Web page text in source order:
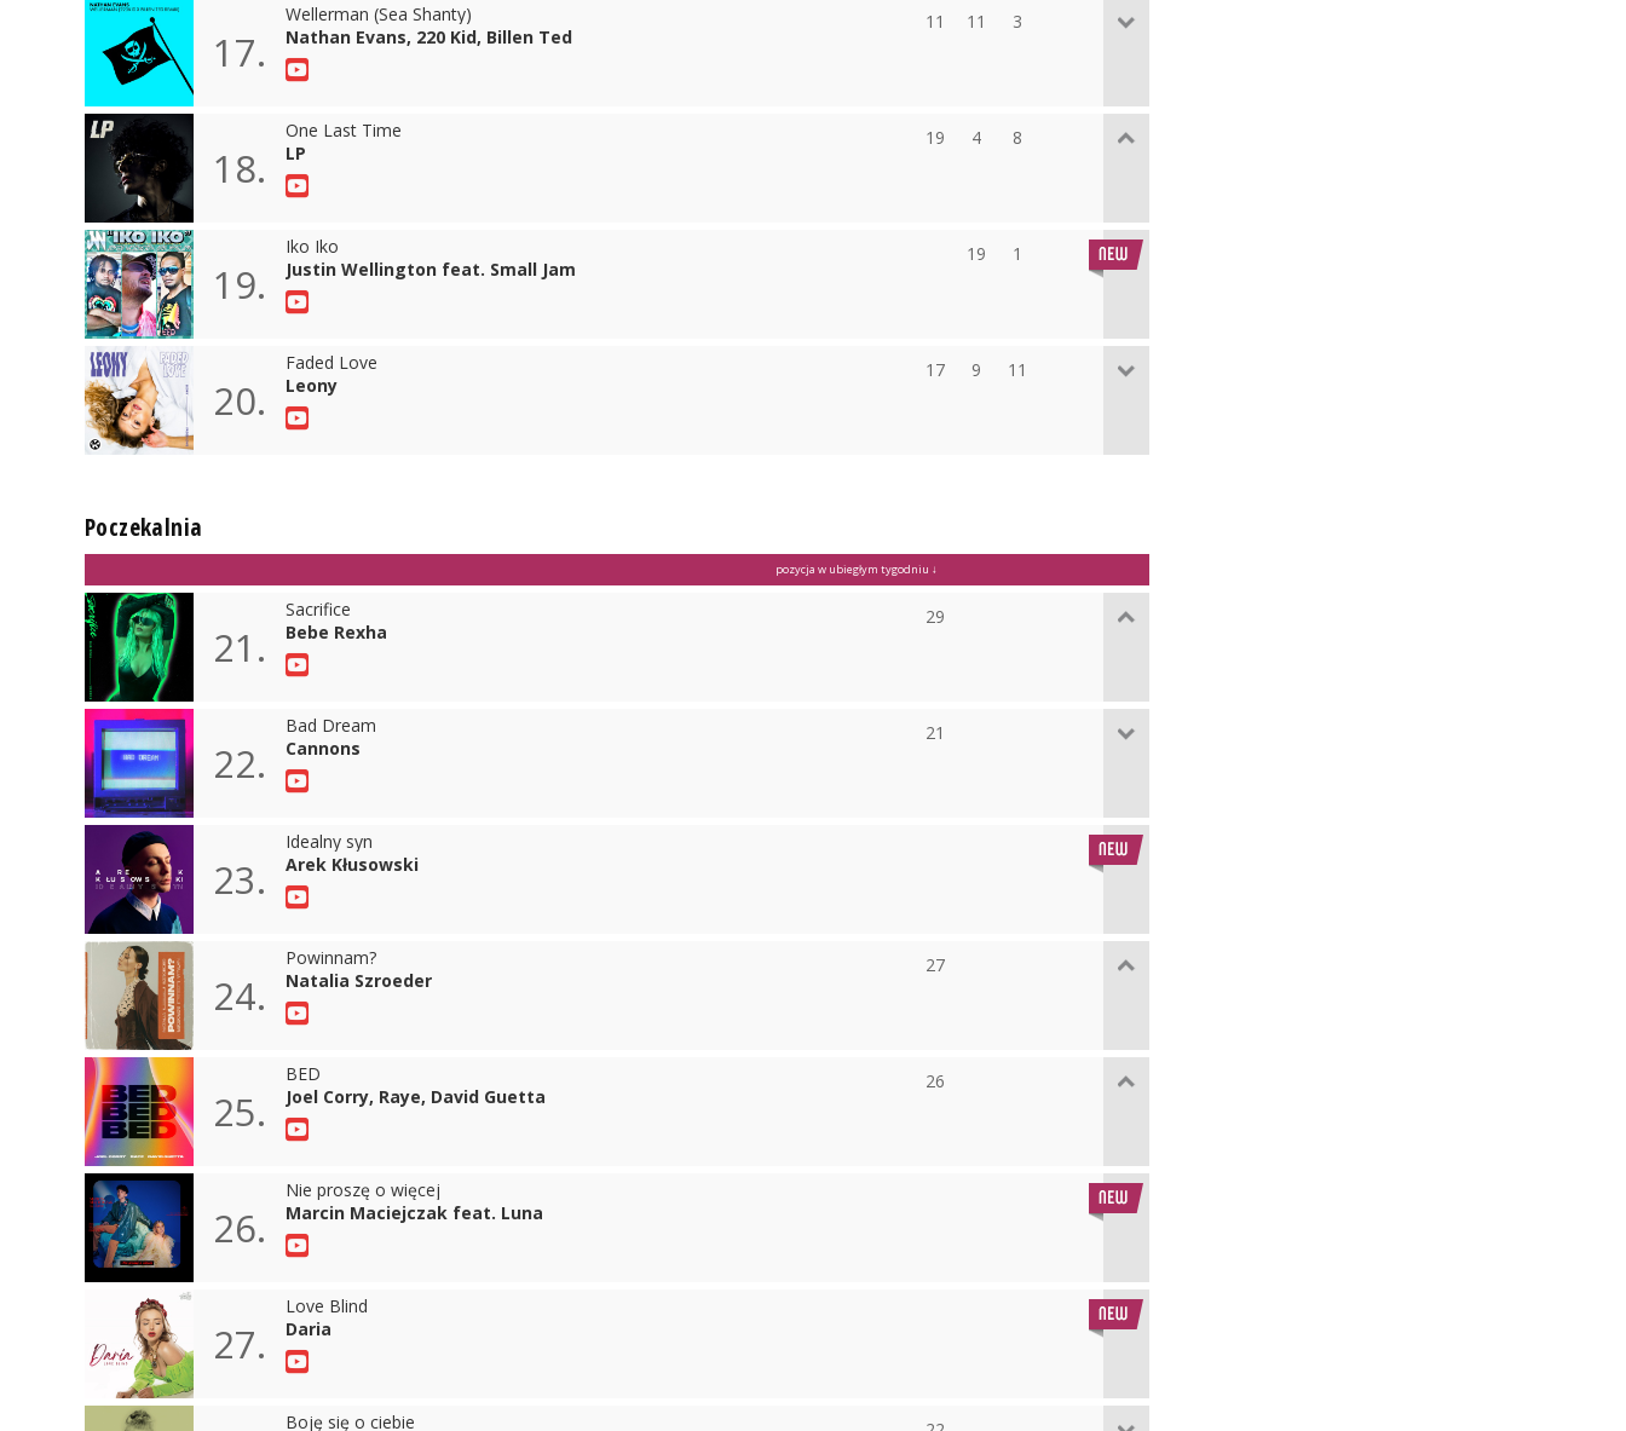
11 11 3
17.
Wellerman (Sea Shanty)
Nathan Evans, 220 Kid, Billen Ted
19 4 8
18.
One Last Time
LP
19 1
19.
Iko Iko
Justin Wellington feat. Small Jam
17 9 11
20.
Faded Love
Leony
Poczekalnia
pozycja w ubiegłym tygodniu ↓
29
21.
Sacrifice
Bebe Rexha
21
22.
Bad Dream
Cannons
23.
Idealny syn
Arek Kłusowski
27
24.
Powinnam?
Natalia Szroeder
26
25.
BED
Joel Corry, Raye, David Guetta
26.
Nie proszę o więcej
Marcin Maciejczak feat. Luna
27.
Love Blind
Daria
Boję się o ciebie